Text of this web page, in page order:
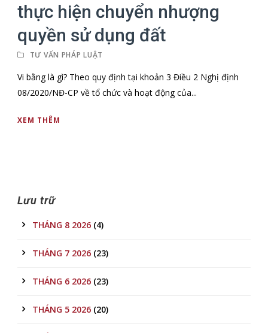
thực hiện chuyển nhượng
quyền sử dụng đất
TƯ VẤN PHÁP LUẬT
Vi bằng là gì? Theo quy định tại khoản 3 Điều 2 Nghị định
08/2020/NĐ-CP về tổ chức và hoạt động của...
XEM THÊM
Lưu trữ
THÁNG 8 2026 (4)
THÁNG 7 2026 (23)
THÁNG 6 2026 (23)
THÁNG 5 2026 (20)